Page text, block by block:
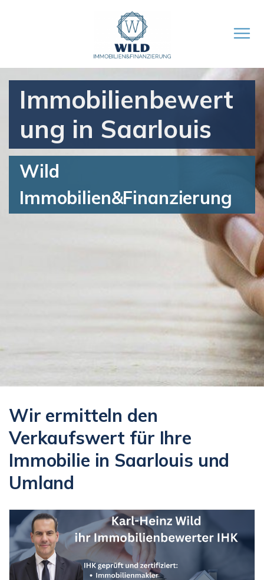
Immobilienbewert
ung in Saarlouis
Wild
Immobilien&Finanzierung
Wir ermitteln den
Verkaufswert für Ihre
Immobilie in Saarlouis und
Umland